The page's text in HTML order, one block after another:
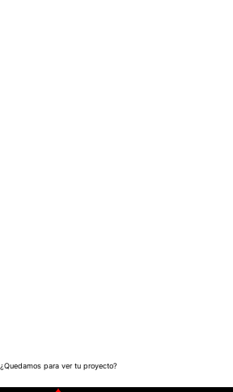
¿Quedamos para ver tu proyecto?